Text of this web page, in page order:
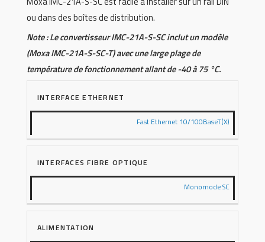
ou dans des boîtes de distribution.
Note : Le convertisseur IMC-21A-S-SC inclut un modèle
(Moxa IMC-21A-S-SC-T) avec une large plage de
température de fonctionnement allant de -40 à 75 °C.
INTERFACE ETHERNET
Fast Ethernet 10/100BaseT(X)
INTERFACES FIBRE OPTIQUE
Monomode SC
ALIMENTATION